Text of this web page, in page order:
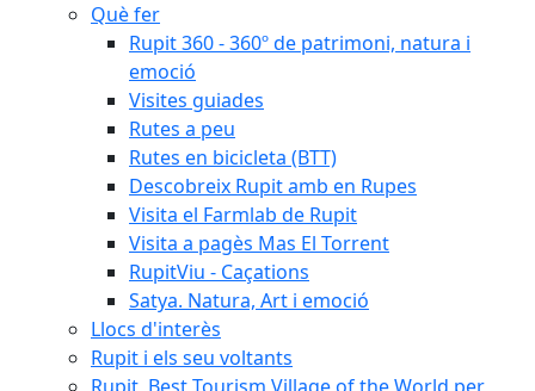
Què fer
Rupit 360 - 360º de patrimoni, natura i
emoció
Visites guiades
Rutes a peu
Rutes en bicicleta (BTT)
Descobreix Rupit amb en Rupes
Visita el Farmlab de Rupit
Visita a pagès Mas El Torrent
RupitViu - Caçations
Satya. Natura, Art i emoció
Llocs d'interès
Rupit i els seu voltants